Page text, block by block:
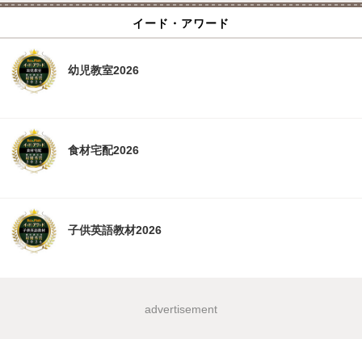
イード・アワード
幼児教室2026
食材宅配2026
子供英語教材2026
advertisement